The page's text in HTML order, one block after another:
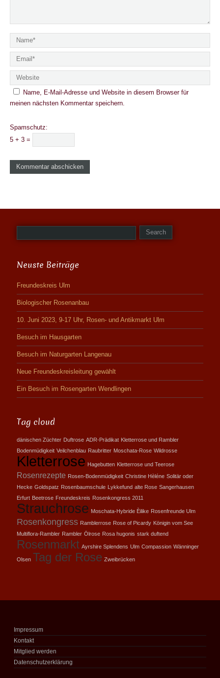
e
s
Name, E-Mail-Adresse und Website in diesem Browser für
meinen nächsten Kommentar speichern.
Spamschutz:
5 + 3 =
Neuste Beiträge
Freundeskreis Ulm
Biologischer Rosenanbau
10. Juni 2023, 9-17 Uhr, Rosen- und Antikmarkt Ulm
Besuch im Hausgarten
Besuch im Naturgarten Langenau
Neue Freundeskreisleitung gewählt
Ein Besuch im Rosengarten Wendlingen
Tag cloud
dänischen Züchter Duftrose ADR-Prädikat Kletterrose und Rambler
Bodenmüdigkeit Veilchenblau Raubritter Moschata-Rose Wildrosse
Kletterrose Hagebutten Kletterrose und Teerose
Rosenrezepte Rosen-Bodenmüdigkeit Christine Hèléne Solitär oder
Hecke Goldspatz Rosenbaumschule Lykkefund alte Rose Sangerhausen
Erfurt Beetrose Freundeskreis Rosenkongress 2011
Strauchrose Moschata-Hybride Èilike Rosenfreunde Ulm
Rosenkongress Ramblerrose Rose of Picardy Königin vom See
Multiflora-Rambler Rambler Ölrose Rosa hugonis stark duftend
Rosenmarkt Ayrshire Splendens Ulm Compassion Wänninger
Olsen Tag der Rose Zweibrücken
Impressum
Kontakt
Mitglied werden
Datenschutzerklärung